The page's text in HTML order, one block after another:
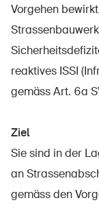
Vorgehen
reaktives ISSI
gemäss Art. 6a
Ziel
Sie sind in der
an
gemäss den